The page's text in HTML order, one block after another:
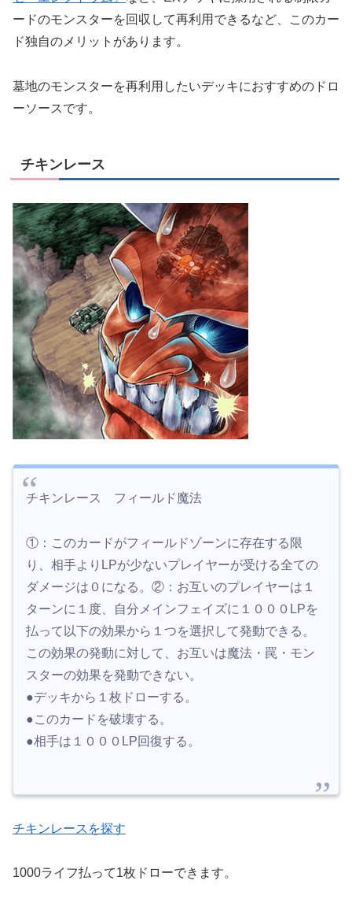
ードのモンスターを回収して再利用できるなど、このカー
ド独自のメリットがあります。
墓地のモンスターを再利用したいデッキにおすすめのドロ
ーソースです。
チキンレース
チキンレース フィールド魔法
①：このカードがフィールドゾーンに存在する限
り、相手よりLPが少ないプレイヤーが受ける全ての
ダメージは０になる。②：お互いのプレイヤーは１
ターンに１度、自分メインフェイズに１０００LPを
払って以下の効果から１つを選択して発動できる。
この効果の発動に対して、お互いは魔法・罠・モン
スターの効果を発動できない。
●デッキから１枚ドローする。
●このカードを破壊する。
●相手は１０００LP回復する。
チキンレースを探す
1000ライフ払って1枚ドローできます。